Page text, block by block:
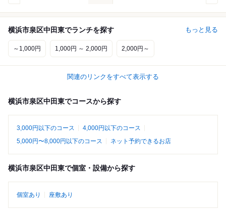
横浜市泉区中田東でランチを探す もっと見る
～1,000円 1,000円 ～ 2,000円 2,000円～
関連のリンクをすべて表示する
横浜市泉区中田東でコースから探す
3,000円以下のコース
4,000円以下のコース
5,000円〜8,000円以下のコース
ネット予約できるお店
横浜市泉区中田東で個室・設備から探す
個室あり 座敷あり